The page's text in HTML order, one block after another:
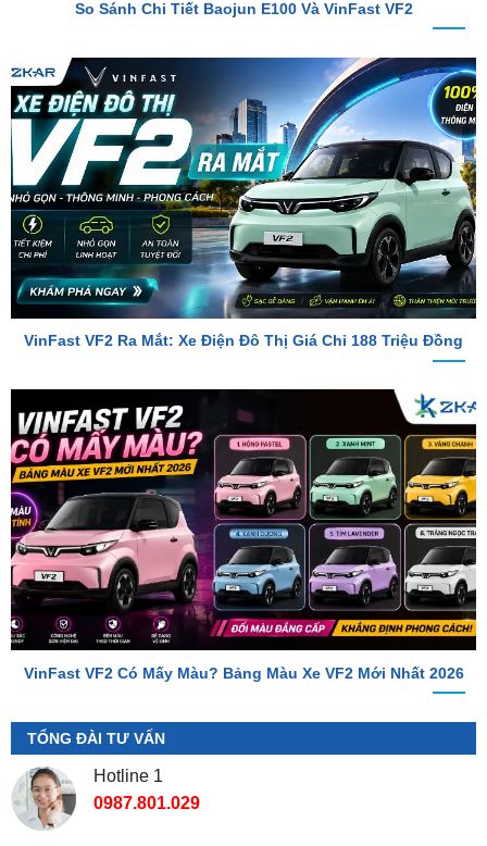
VinFast VF2 Ra Mắt: Xe Điện Đô Thị Giá Chỉ 188 Triệu Đồng
VinFast VF2 Có Mấy Màu? Bảng Màu Xe VF2 Mới Nhất 2026
TỔNG ĐÀI TƯ VẤN
Hotline 1
0987.801.029